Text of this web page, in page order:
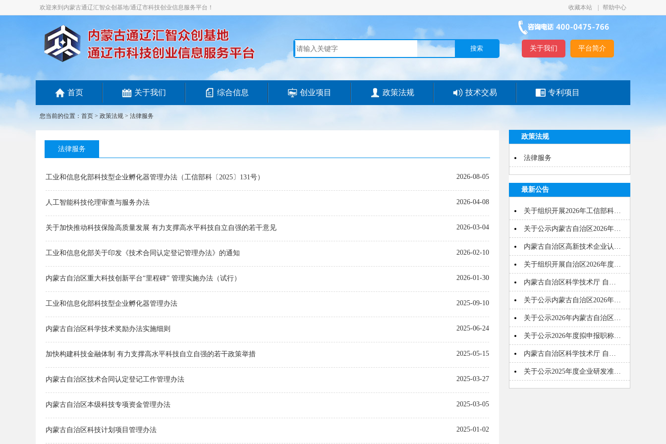
收藏本站 帮助中心
欢迎来到内蒙古通辽汇智众创基地/通辽市科技创业信息服务平台！
关于我们 平台简介
首页 关于我们 综合信息 创业项目 政策法规 技术交易 专利项目
您当前的位置： 首页 > 政策法规 > 法律服务
法律服务
工业和信息化部科技型企业孵化器管理办法（工信部科〔2025〕131号） 2026-08-05
人工智能科技伦理审查与服务办法 2026-04-08
关于加快推动科技保险高质量发展 有力支撑高水平科技自立自强的若干意见 2026-03-04
工业和信息化部关于印发《技术合同认定登记管理办法》的通知 2026-02-10
内蒙古自治区重大科技创新平台“里程碑” 管理实施办法（试行） 2026-01-30
工业和信息化部科技型企业孵化器管理办法 2025-09-10
内蒙古自治区科学技术奖励办法实施细则 2025-06-24
加快构建科技金融体制 有力支撑高水平科技自立自强的若干政策举措 2025-05-15
内蒙古自治区技术合同认定登记工作管理办法 2025-03-27
内蒙古自治区本级科技专项资金管理办法 2025-03-05
内蒙古自治区科技计划项目管理办法 2025-01-02
政策法规
法律服务
最新公告
关于组织开展2026年工信部科…
关于公示内蒙古自治区2026年…
内蒙古自治区高新技术企业认…
关于组织开展自治区2026年度…
内蒙古自治区科学技术厅 自…
关于公示内蒙古自治区2026年…
关于公示2026年内蒙古自治区…
关于公示2026年度拟申报职称…
内蒙古自治区科学技术厅 自…
关于公示2025年度企业研发准…